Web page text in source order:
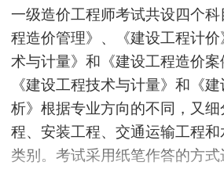
一级造价工程师考试共设四个
程造价管理》、《建设工程计
术与计量》和《建设工程造价案
《建设工程技术与计量》和《
析》根据专业方向的不同，又
程、安装工程、交通运输工程
类别。考试采用纸笔作答的方